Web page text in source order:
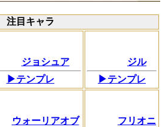
注目キャラ
ジョシュア
▶テンプレ
ジル
▶テンプレ
ウォーリアオブ
フリオニ